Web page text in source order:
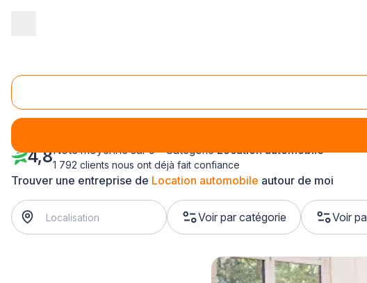
Location automobile Finistère (29)
Trouver une entreprise de Location automobile autour de moi
Voir par catégorie Voir
4,8Note moyenne sur 5 - CatégorieLocation automobile
1 792 clients nous ont déjà fait confiance